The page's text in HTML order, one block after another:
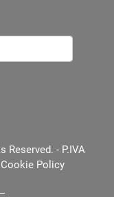
Reserved. - P.IVA
Cookie Policy